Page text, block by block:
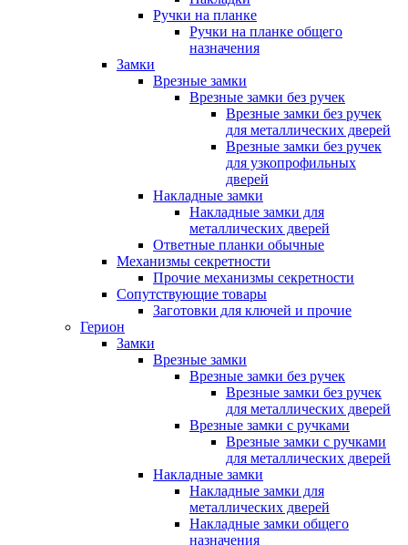
Ручки на планке
Ручки на планке общего
назначения
Замки
Врезные замки
Врезные замки без ручек
Врезные замки без ручек
для металлических дверей
Врезные замки без ручек
для узкопрофильных
дверей
Накладные замки
Накладные замки для
металлических дверей
Ответные планки обычные
Механизмы секретности
Прочие механизмы секретности
Сопутствующие товары
Заготовки для ключей и прочие
Герион
Замки
Врезные замки
Врезные замки без ручек
Врезные замки без ручек
для металлических дверей
Врезные замки с ручками
Врезные замки с ручками
для металлических дверей
Накладные замки
Накладные замки для
металлических дверей
Накладные замки общего
назначения